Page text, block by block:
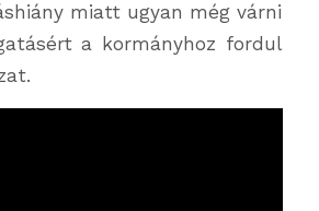
miatt ugyan még várni
a kormányhoz fordul